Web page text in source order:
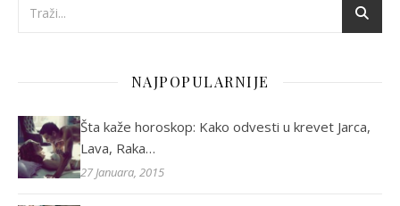
NAJPOPULARNIJE
Šta kaže horoskop: Kako odvesti u krevet Jarca,
Lava, Raka…
27 Januara, 2015